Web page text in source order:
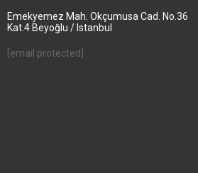
Emekyemez Mah. Okçumusa Cad. No.36
Kat.4 Beyoğlu / Istanbul
[email protected]